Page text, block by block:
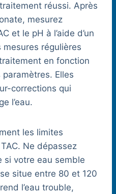
réussi. Après
mesurez
et le pH à l’aide d’un
mesures régulières
en fonction
paramètres. Elles
corrections qui
l’eau.
les limites
Ne dépassez
si votre eau semble
situe entre 80 et 120
l’eau trouble,